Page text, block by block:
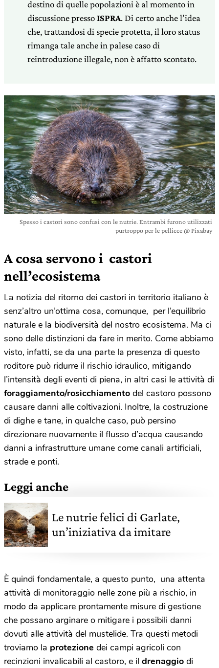
destino di quelle popolazioni è al momento in
discussione pressoISPRA. Di certo anche l’idea
che, trattandosi di specie protetta, il loro status
rimanga tale anche in palese caso di
reintroduzione illegale, non è affatto scontato.
Spesso i castori sono confusi con le nutrie. Entrambi furono utilizzati
purtroppo per le pellicce @ Pixabay
A cosa servono i castori
nell’ecosistema
La notizia del ritorno dei castori in territorio italiano è
senz’altro un’ottima cosa, comunque, per l’equilibrio
naturale e la biodiversità del nostro ecosistema. Ma ci
sono delle distinzioni da fare in merito. Come abbiamo
visto, infatti, se da una parte la presenza di questo
roditore può ridurre il rischio idraulico, mitigando
l’intensità degli eventi di piena, in altri casi le attività di
foraggiamento/rosicchiamento del castoro possono
causare danni alle coltivazioni. Inoltre, la costruzione
di dighe e tane, in qualche caso, può persino
direzionare nuovamente il flusso d’acqua causando
danni a infrastrutture umane come canali artificiali,
strade e ponti.
Leggi anche
Le nutrie felici di Garlate,
un’iniziativa da imitare
È quindi fondamentale, a questo punto, una attenta
attività di monitoraggio nelle zone più a rischio, in
modo da applicare prontamente misure di gestione
che possano arginare o mitigare i possibili danni
dovuti alle attività del mustelide. Tra questi metodi
troviamo la protezione dei campi agricoli con
recinzioni invalicabili al castoro, e il drenaggio di